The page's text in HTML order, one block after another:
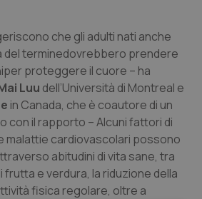
impiantiche gli adulti nati anche
del terminedovrebbero prendere
proteggere il cuore – ha
Luu dell’Università di Montreal e
in Canada, che è coautore di un
con il rapporto – Alcuni fattori di
malattie cardiovascolari possono
abitudini di vita sane, tra
frutta e verdura, la riduzione della
fisica regolare, oltre a